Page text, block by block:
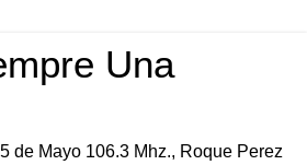
Una
de Mayo 106.3 Mhz., Roque Perez